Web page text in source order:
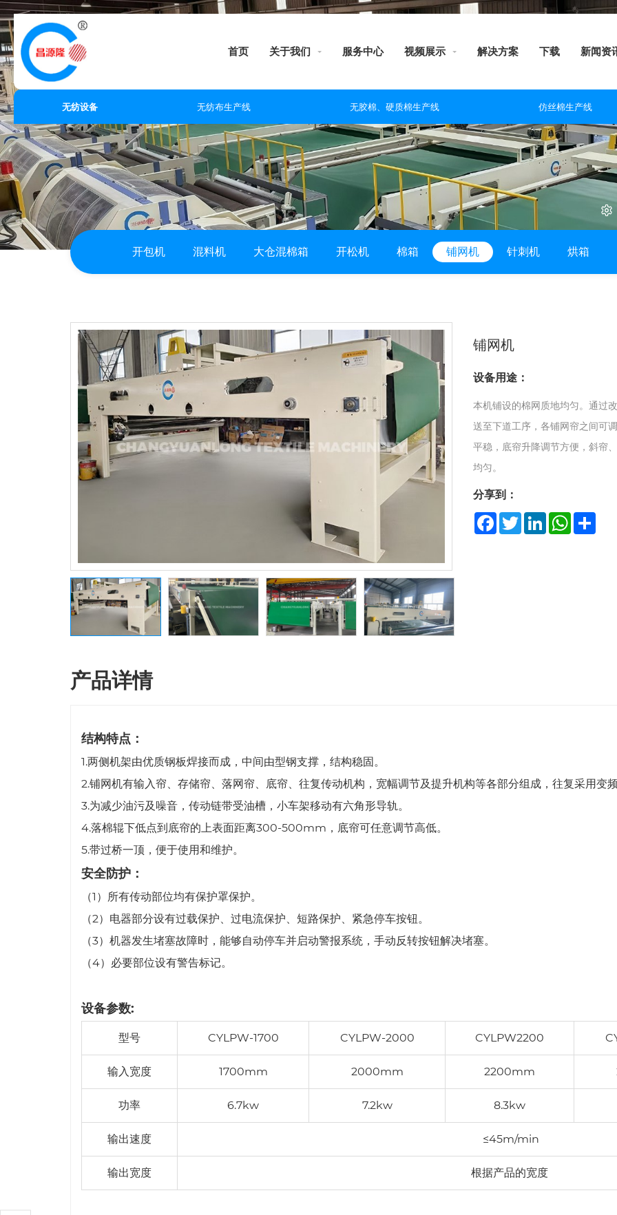
首页 关于我们 服务中心 视频展示 解决方案 下载 新闻资
无纺设备 无纺布生产线 无胶棉、硬质棉生产线 仿丝棉生产线
开包机 混料机 大仓混棉箱 开松机 棉箱 铺网机 针刺机 烘箱
铺网机
设备用途：
本机铺设的棉网质地均匀。通过
送至下道工序，各铺网帘之间可
平稳，底帘升降调节方便，斜帘
均匀。
分享到：
Facebook
TwitterLinkedInWhatsApp
Share
产品详情
结构特点：
1.两侧机架由优质钢板焊接而成，中间由型钢支撑，结构稳固。
2.铺网机有输入帘、存储帘、落网帘、底帘、往复传动机构，宽幅调节及提升机构等各部分组成，往复采用变
3.为减少油污及噪音，传动链带受油槽，小车架移动有六角形导轨。
4.落棉辊下低点到底帘的上表面距离300-500mm，底帘可任意调节高低。
5.带过桥一顶，便于使用和维护。
安全防护：
（1）所有传动部位均有保护罩保护。
（2）电器部分设有过载保护、过电流保护、短路保护、紧急停车按钮。
（3）机器发生堵塞故障时，能够自动停车并启动警报系统，手动反转按钮解决堵塞。
（4）必要部位设有警告标记。
设备参数:
型号 CYLPW-1700 CYLPW-2000 CYLPW2200
输入宽度 1700mm 2000mm 2200mm
功率 6.7kw 7.2kw 8.3kw
输出速度 ≤45m/min
输出宽度 根据产品的宽度